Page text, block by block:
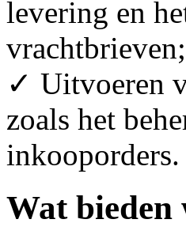
levering en
vrachtbrieven;
✓ Uitvoeren
zoals het
inkooporders.
Wat bieden